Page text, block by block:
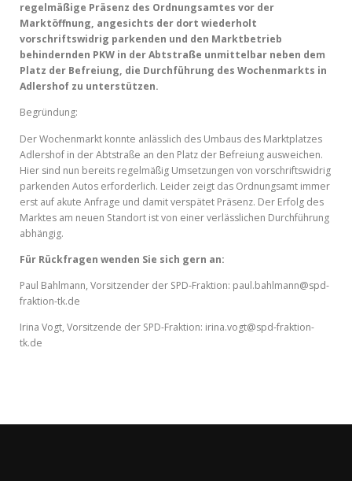
regelmäßige Präsenz des Ordnungsamtes vor der
Marktöffnung, angesichts der dort wiederholt
vorschriftswidrig parkenden und den Marktbetrieb
behindernden PKW in der Abtstraße unmittelbar neben dem
Platz der Befreiung, die Durchführung des Wochenmarkts in
Adlershof zu unterstützen.
Begründung:
Der Wochenmarkt konnte anlässlich des Umbaus des Marktplatzes
Adlershof in der Abtstraße an den Platz der Befreiung ausweichen.
Hier sind nun bereits regelmäßig Umsetzungen von vorschriftswidrig
parkenden Autos erforderlich. Leider zeigt das Ordnungsamt immer
erst auf akute Anfrage und damit verspätet Präsenz. Der Erfolg des
Marktes am neuen Standort ist von einer verlässlichen Durchführung
abhängig.
Für Rückfragen wenden Sie sich gern an:
Paul Bahlmann, Vorsitzender der SPD-Fraktion: paul.bahlmann@spd-
fraktion-tk.de
Irina Vogt, Vorsitzende der SPD-Fraktion: irina.vogt@spd-fraktion-
tk.de